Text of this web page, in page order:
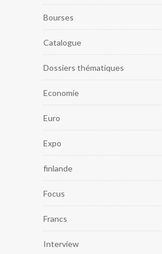
Bourses
Catalogue
Dossiers thématiques
Economie
Euro
Expo
finlande
Focus
Francs
Interview